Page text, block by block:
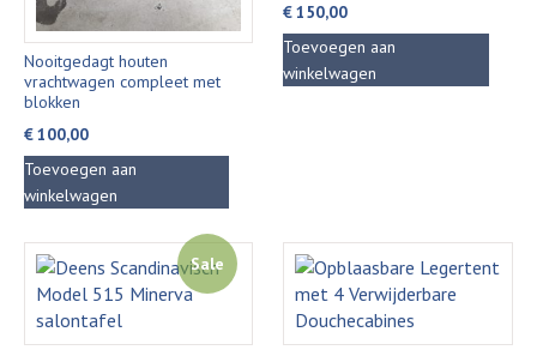
Nooitgedagt houten
vrachtwagen compleet met
blokken
€100,00
Toevoegen aan
winkelwagen
€150,00
Toevoegen aan
winkelwagen
Sale